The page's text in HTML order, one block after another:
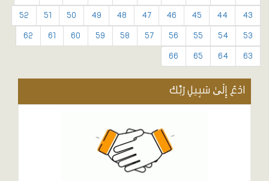
43
44
45
46
47
48
49
50
51
52
53
54
55
56
57
58
59
60
61
62
63
64
65
66
ادْعُ إِلَىٰ سَبِيلِ رَبِّكَ